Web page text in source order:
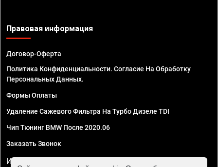
Правовая информация
Договор-Оферта
Политика Конфиденциальности. Согласие На Обработку
Персональных Данных.
Формы Оплаты
Удаление Сажевого Фильтра На Турбо Дизеле TDI
Чип Тюнинг BMW После 2020.06
Заказать Звонок
ИП Смирнов Георгий Павлович. ИНН 781302555843,